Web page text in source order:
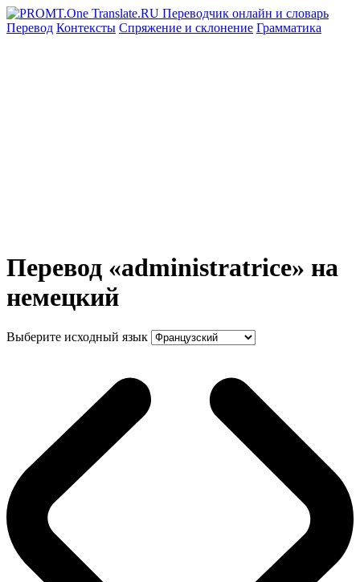
Перевод Контексты Спряжение и склонение Грамматика
Перевод «administratrice» на
немецкий
Выберите исходный язык